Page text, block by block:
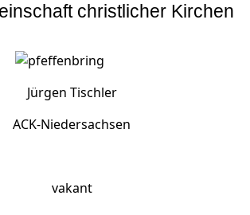
christlicher Kirchen
Jürgen Tischler
ACK-Niedersachsen
vakant